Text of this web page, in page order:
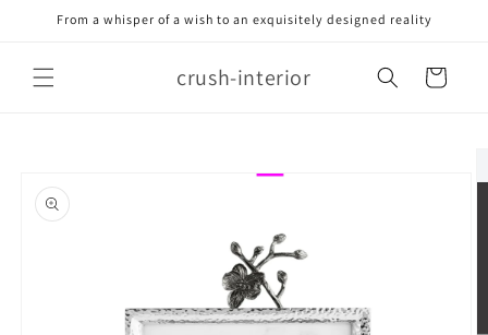
naar de
From a whisper of a wish to an exquisitely designed reality
crush-interior Winkelwagen